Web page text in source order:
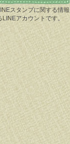
スタンプに関する情報
アカウントです。